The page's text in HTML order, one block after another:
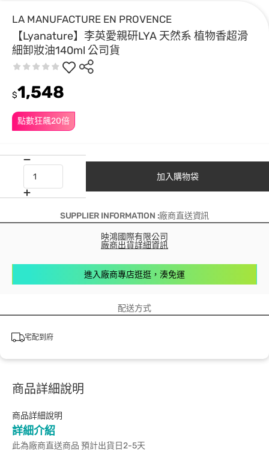
LA MANUFACTURE EN PROVENCE
【Lyanature】李英愛親研LYA 天然系 植物香超滑
細卸妝油140ml 公司貨
點數狂飆20倍
$1,548
加入購物袋
SUPPLIER INFORMATION :廠商直送資訊
映鴻國際有限公司
廠商出貨詳細資訊
進入廠商專店逛逛，湊免運
配送方式
宅配到府
商品詳細說明
商品詳細說明
詳細介紹
此為廠商直送商品 預計出貨日2-5天